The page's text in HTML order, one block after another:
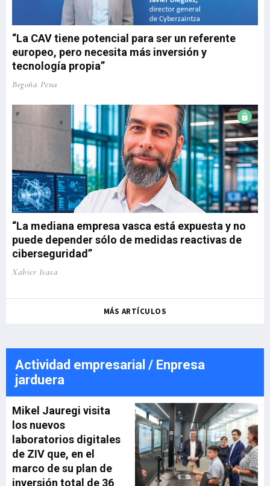
“La CAV tiene potencial para ser un referente
europeo, pero necesita más inversión y
tecnología propia”
Begoña Pena
“La mediana empresa vasca está expuesta y no
puede depender sólo de medidas reactivas de
ciberseguridad”
Xabier Isasa
MÁS ARTÍCULOS
Actividad empresarial / Enpresa
jarduera
Mikel Jauregi visita
los nuevos
laboratorios digitales
de ZIV que, en el
marco de su plan de
inversión total de 36